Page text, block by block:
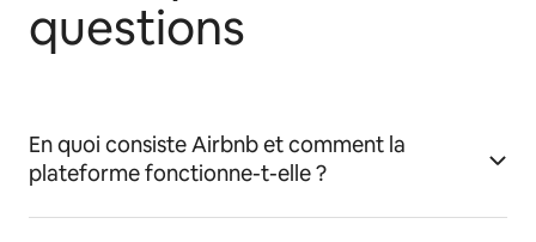
questions
En quoi consiste Airbnb et comment la
plateforme fonctionne-t-elle ?